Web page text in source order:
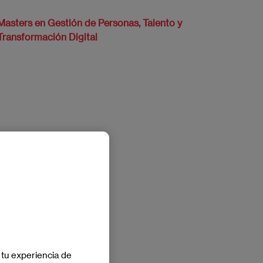
en Gestión de Personas, Talento y
Digital
experiencia de